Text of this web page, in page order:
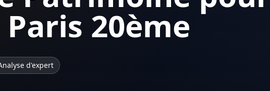
20ème
d'expert